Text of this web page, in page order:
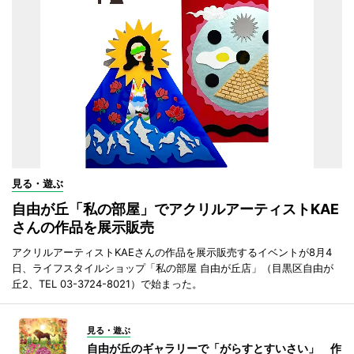
見る・遊ぶ
自由が丘「私の部屋」でアクリルアーティストKAE
さんの作品を展示販売
アクリルアーティストKAEさんの作品を展示販売するイベントが8月4
日、ライフスタイルショップ「私の部屋 自由が丘店」（目黒区自由が
丘2、TEL 03-3724-8021）で始まった。
見る・遊ぶ
自由が丘のギャラリーで「がらすとすいさい」 作